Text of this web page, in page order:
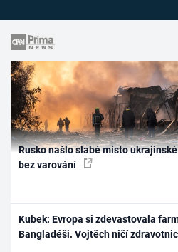
Rusko našlo slabé místo
bez varování
Kubek: Evropa si zdevastovala
Bangladéši. Vojtěch ničí